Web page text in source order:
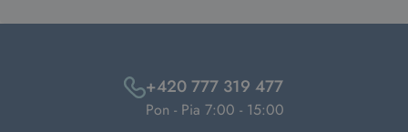
+420 777 319 477
Pon - Pia 7:00 - 15:00